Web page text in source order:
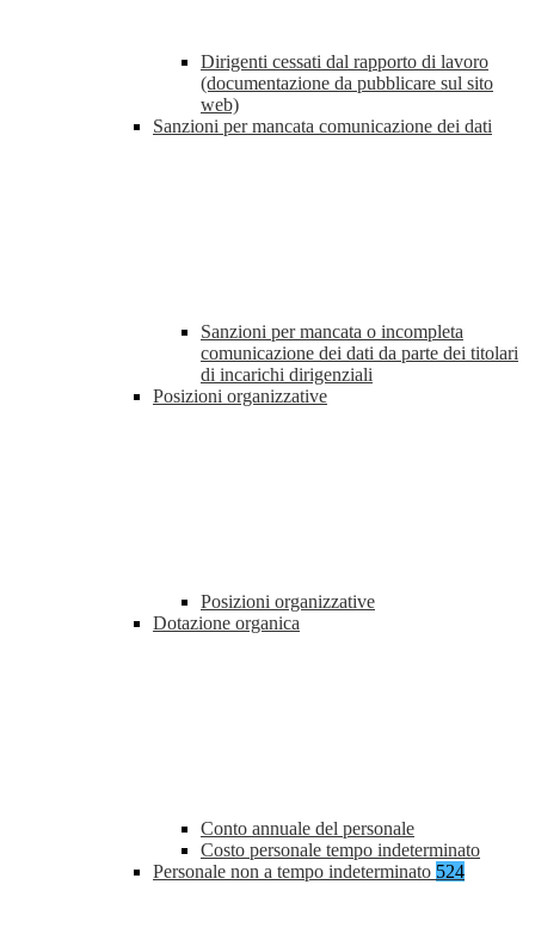
Dirigenti cessati dal rapporto di lavoro
(documentazione da pubblicare sul sito
web)
Sanzioni per mancata comunicazione dei dati
Sanzioni per mancata o incompleta
comunicazione dei dati da parte dei titolari
di incarichi dirigenziali
Posizioni organizzative
Posizioni organizzative
Dotazione organica
Conto annuale del personale
Costo personale tempo indeterminato
Personale non a tempo indeterminato 524